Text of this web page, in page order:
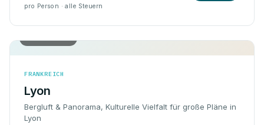
pro Person · alle Steuern
FRANKREICH
Lyon
Bergluft & Panorama, Kulturelle Vielfalt für große Pläne in
Lyon